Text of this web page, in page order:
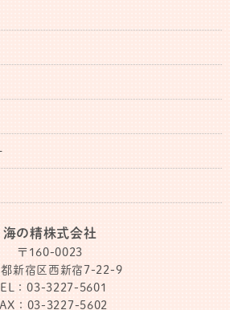
海の精株式会社
〒160-0023
都新宿区西新宿7-22-9
：03-3227-5601
：03-3227-5602